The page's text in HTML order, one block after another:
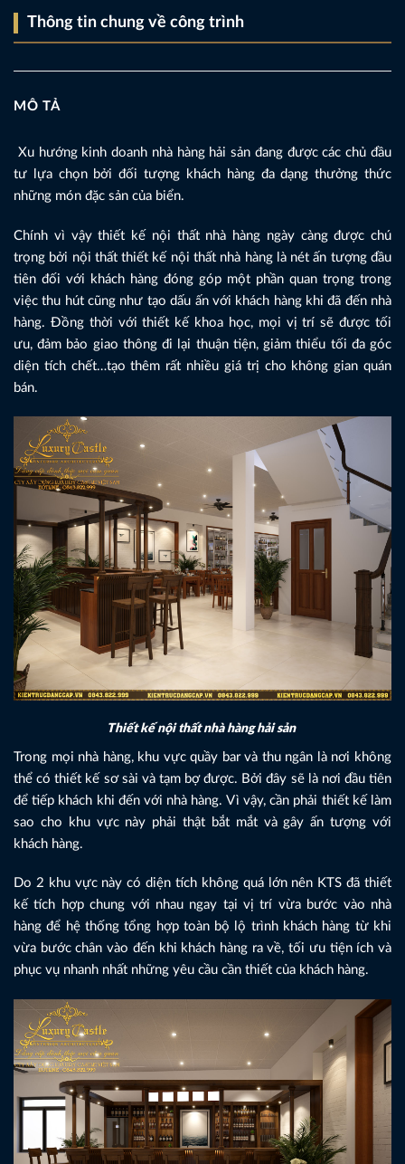
Thông tin chung về công trình
MÔ TẢ
Xu hướng kinh doanh nhà hàng hải sản đang được các chủ đầu
tư lựa chọn bởi đối tượng khách hàng đa dạng thưởng thức
những món đặc sản của biển.
Chính vì vậy thiết kế nội thất nhà hàng ngày càng được chú
trọng bởi nội thất thiết kế nội thất nhà hàng là nét ấn tượng đầu
tiên đối với khách hàng đóng góp một phần quan trọng trong
việc thu hút cũng như tạo dấu ấn với khách hàng khi đã đến nhà
hàng. Đồng thời với thiết kế khoa học, mọi vị trí sẽ được tối
ưu, đảm bảo giao thông đi lại thuận tiện, giảm thiểu tối đa góc
diện tích chết…tạo thêm rất nhiều giá trị cho không gian quán
bán.
Thiết kế nội thất nhà hàng hải sản
Trong mọi nhà hàng, khu vực quầy bar và thu ngân là nơi không
thể có thiết kế sơ sài và tạm bợ được. Bởi đây sẽ là nơi đầu tiên
để tiếp khách khi đến với nhà hàng. Vì vậy, cần phải thiết kế làm
sao cho khu vực này phải thật bắt mắt và gây ấn tượng với
khách hàng.
Do 2 khu vực này có diện tích không quá lớn nên KTS đã thiết
kế tích hợp chung với nhau ngay tại vị trí vừa bước vào nhà
hàng để hệ thống tổng hợp toàn bộ lộ trình khách hàng từ khi
vừa bước chân vào đến khi khách hàng ra về, tối ưu tiện ích và
phục vụ nhanh nhất những yêu cầu cần thiết của khách hàng.